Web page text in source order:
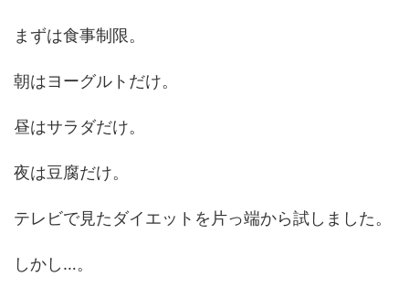
まずは食事制限。
朝はヨーグルトだけ。
昼はサラダだけ。
夜は豆腐だけ。
テレビで見たダイエットを片っ端から試しました。
しかし…。